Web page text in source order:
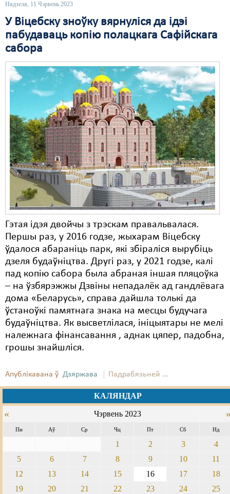
Нядзеля, 11 Чэрвень 2023
У Віцебску зноўку вярнуліся да ідэі
пабудаваць копію полацкага Сафійскага
сабора
Гэтая ідэя двойчы з трэскам правальвалася.
Першы раз, у 2016 годзе, жыхарам Віцебску
ўдалося абараніць парк, які збіраліся вырубіць
дзеля будаўніцтва. Другі раз, у 2021 годзе, калі
пад копію сабора была абраная іншая пляцоўка
– на ўзбярэжжы Дзвіны непадалёк ад гандлёвага
дома «Беларусь», справа дайшла толькі да
ўстаноўкі памятнага знака на месцы будучага
будаўніцтва. Як высветлілася, ініцыятары не мелі
належнага фінансавання , аднак цяпер, падобна,
грошы знайшліся.
Апублікавана ў Дзяржава Падрабязьней ...
КАЛЯНДАР
« Чэрвень 2023
Пн Аў Ср Чц Пт Сб Нд
1 2 3
4
5
6 7 8 9 10
11
12
13 14 15 16 17
18
19
20 21 22 23 24
25